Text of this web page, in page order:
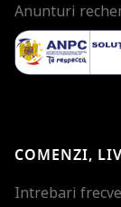
Anunturi
COMENZI,
Intrebari